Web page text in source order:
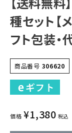
種セット【
フト包装・
商品番号 306620
価格 ¥1,380 税込